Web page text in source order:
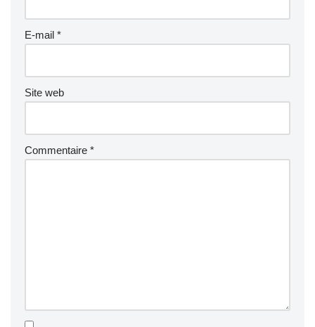
E-mail *
Site web
Commentaire *